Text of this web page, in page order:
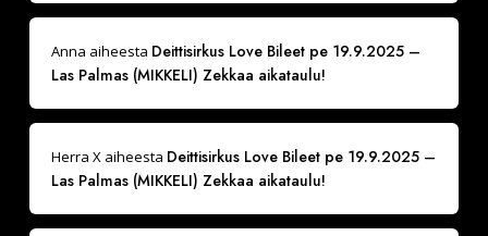
Anna aiheesta Deittisirkus Love Bileet pe 19.9.2025 –
Las Palmas (MIKKELI) Zekkaa aikataulu!
Herra Xaiheesta Deittisirkus Love Bileet pe 19.9.2025 –
Las Palmas (MIKKELI) Zekkaa aikataulu!